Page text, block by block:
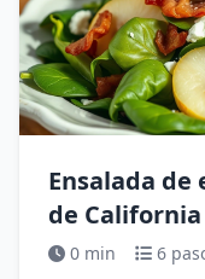
Ensalada de
de California
0 min
6